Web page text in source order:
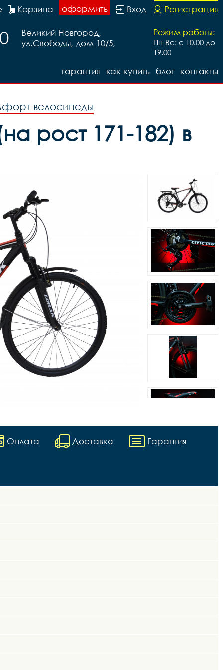
Регистрация
Вход
оформить
Корзина
Режим работы:
Пн-Вс: с 10.00 до
19.00
Великий Новгород,
ул.Свободы, дом 10/5,
контакты
блог
как купить
гарантия
велосипеды
рост 171-182) в
Оплата Доставка Гарантия